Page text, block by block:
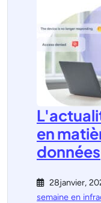
en
données
28janvier,
semaine en